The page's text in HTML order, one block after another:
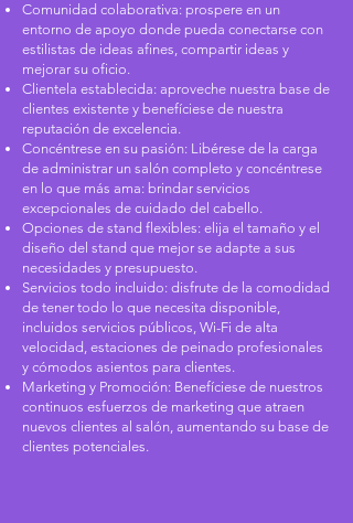
Comunidad colaborativa: prospere en un
entorno de apoyo donde pueda conectarse con
estilistas de ideas afines, compartir ideas y
mejorar su oficio.
Clientela establecida: aproveche nuestra base de
clientes existente y benefíciese de nuestra
reputación de excelencia.
Concéntrese en su pasión: Libérese de la carga
de administrar un salón completo y concéntrese
en lo que más ama: brindar servicios
excepcionales de cuidado del cabello.
Opciones de stand flexibles: elija el tamaño y el
diseño del stand que mejor se adapte a sus
necesidades y presupuesto.
Servicios todo incluido: disfrute de la comodidad
de tener todo lo que necesita disponible,
incluidos servicios públicos, Wi-Fi de alta
velocidad, estaciones de peinado profesionales
y cómodos asientos para clientes.
Marketing y Promoción: Benefíciese de nuestros
continuos esfuerzos de marketing que atraen
nuevos clientes al salón, aumentando su base de
clientes potenciales.